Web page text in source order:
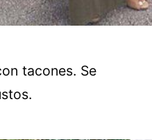
tacones. Se